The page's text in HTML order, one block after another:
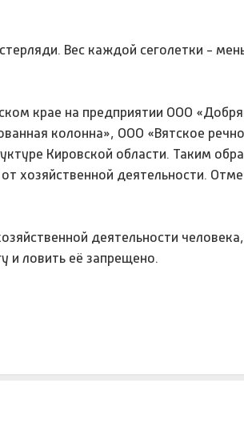
Вес каждой сеголетки -
крае на предприятии ООО
колонна», ООО «Вятское
Кировской области. Таким
хозяйственной деятельности.
деятельности
и ловить её запрещено.